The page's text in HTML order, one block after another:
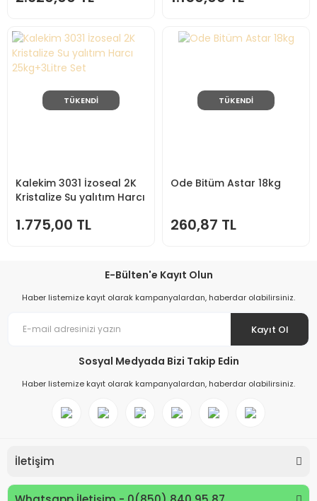
TÜKENDİ
Kalekim 3031 İzoseal 2K
Kristalize Su yalıtım Harcı
1.775,00 TL
TÜKENDİ
Ode Bitüm Astar 18kg
260,87 TL
E-Bülten'e Kayıt Olun
Haber listemize kayıt olarak kampanyalardan, haberdar olabilirsiniz.
Kayıt Ol
Sosyal Medyada Bizi Takip Edin
Haber listemize kayıt olarak kampanyalardan, haberdar olabilirsiniz.
İletişim